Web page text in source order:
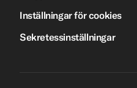
Inställningar för cookies
Sekretessinställningar